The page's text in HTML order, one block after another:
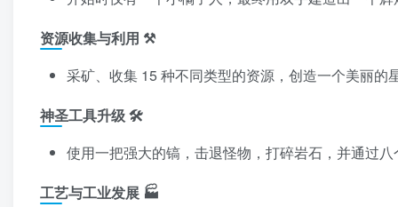
资源收集与利用 ⚒️
采矿、收集 15 种不同类型的资源，创造一个美丽的
神圣工具升级 🛠️
使用一把强大的镐，击退怪物，打碎岩石，并通过
工艺与工业发展 🏭